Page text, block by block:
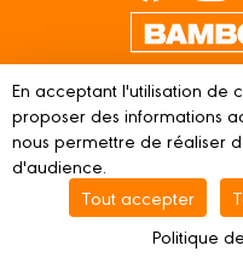
© 2023 BAMBOO ÉDITION
d’utilisation
Vie
En acceptant l'utilisation de
proposer des informations
nous permettre de réaliser
d'audience.
Tout accepter
Politique